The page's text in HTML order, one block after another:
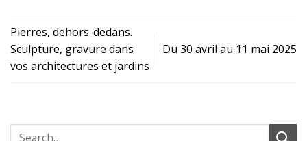
Pierres, dehors-dedans.
Sculpture, gravure dans
vos architectures et jardins
Du 30 avril au 11 mai 2025